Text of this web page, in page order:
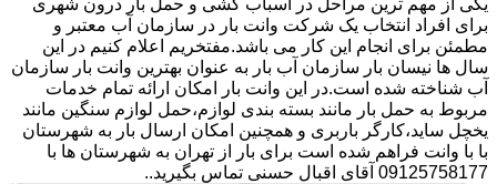
یکی از مهم ترین مراحل در اسباب کشی و حمل بار درون شهری
برای افراد انتخاب یک شرکت وانت بار در سازمان آب معتبر و
مطمئن برای انجام این کار می باشد.مفتخریم اعلام کنیم در این
سال ها نیسان بار سازمان آب بار به عنوان بهترین وانت بار سازمان
آب شناخته شده است.در این وانت بار امکان ارائه تمام خدمات
مربوط به حمل بار مانند بسته بندی لوازم،حمل لوازم سنگین مانند
یخچل ساید،کارگر باربری و همچنین امکان ارسال بار به شهرستان
با با وانت فراهم شده است برای بار از تهران به شهرستان ها با
09125758177 آقای اقبال حسنی تماس بگیرید..